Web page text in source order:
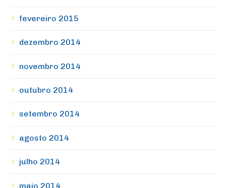
fevereiro 2015
dezembro 2014
novembro 2014
outubro 2014
setembro 2014
agosto 2014
julho 2014
maio 2014